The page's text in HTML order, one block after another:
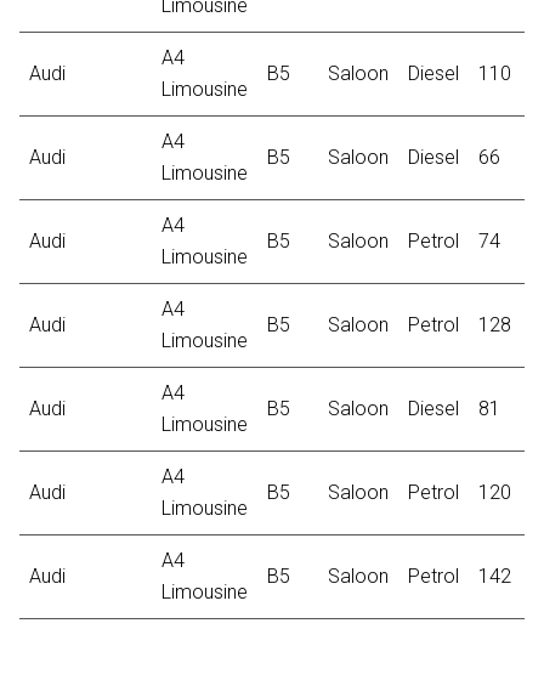
Limousine
Audi
A4
Limousine
B5 Saloon Diesel 110
Audi
A4
Limousine
B5 Saloon Diesel 66
Audi
A4
Limousine
B5 Saloon Petrol 74
Audi
A4
Limousine
B5 Saloon Petrol 128
Audi
A4
Limousine
B5 Saloon Diesel 81
Audi
A4
Limousine
B5 Saloon Petrol 120
Audi
A4
Limousine
B5 Saloon Petrol 142